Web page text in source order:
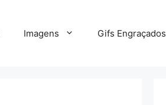
Imagens Gifs Engraçados